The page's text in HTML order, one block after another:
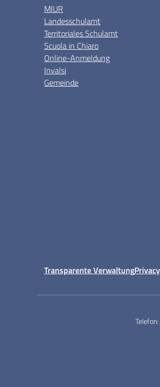
MIUR
Landesschulamt
Territoriales Schulamt
Scuola in Chiaro
Online-Anmeldung
Invalsi
Gemeinde
Transparente Verwaltung
Telefon: